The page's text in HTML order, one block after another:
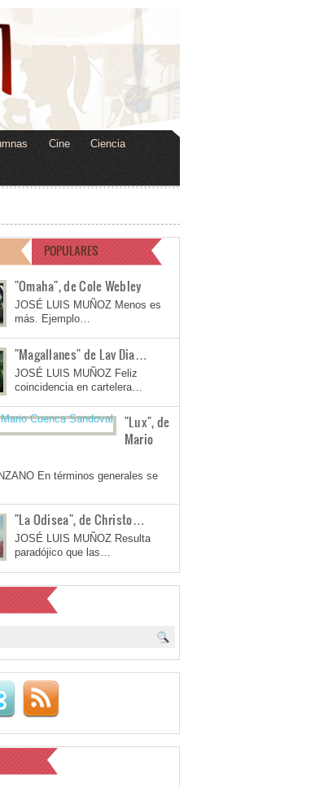
Cine Ciencia
POPULARES
"Omaha", de Cole Webley
JOSÉ LUIS MUÑOZ Menos es
más. Ejemplo…
"Magallanes" de Lav Dia…
JOSÉ LUIS MUÑOZ Feliz
coincidencia en cartelera…
"Lux", de
Mario
En términos generales se
"La Odisea", de Christo…
JOSÉ LUIS MUÑOZ Resulta
paradójico que las…